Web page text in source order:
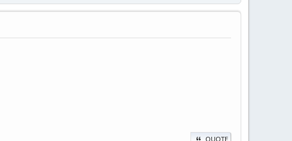
QUOTE